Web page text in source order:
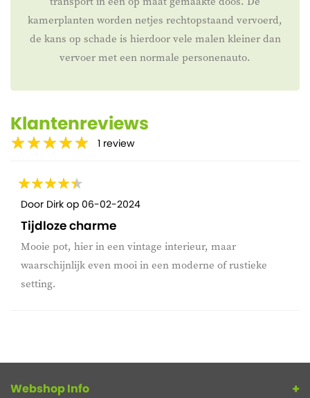
kamerplanten worden netjes rechtopstaand vervoerd,
de kans op schade is hierdoor vele malen kleiner dan
vervoer met een normale personenauto.
Klantenreviews
1 review
Door Dirk op 06-02-2024
Tijdloze charme
Mooie pot, hier in een vintage interieur, maar
waarschijnlijk even mooi in een moderne of rustieke
setting.
Webshop Info